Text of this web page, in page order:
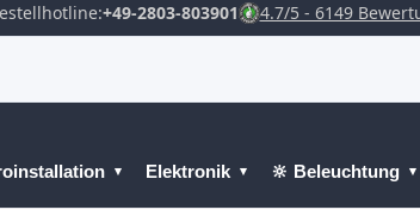
+49-2803-803901 4.7/5 - 6149
Elektronik 🔆 Beleuchtung